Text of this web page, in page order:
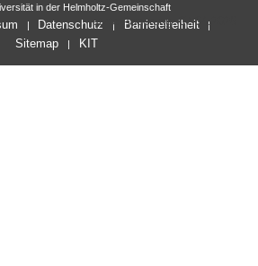
letzte Änderung: 07.04.2026
in der Helmholtz-Gemeinschaft
Datenschutz
Barrierefreiheit
Sitemap
KIT